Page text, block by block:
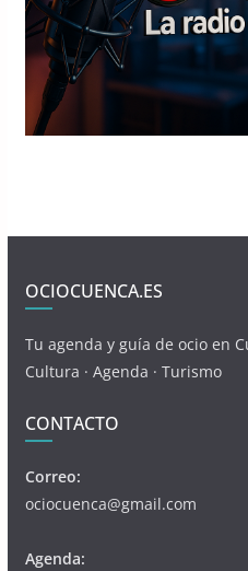
OCIOCUENCA.ES
Tu agenda y guía de ocio en
Cultura · Agenda · Turismo
CONTACTO
Correo:
ociocuenca@gmail.com
Agenda: